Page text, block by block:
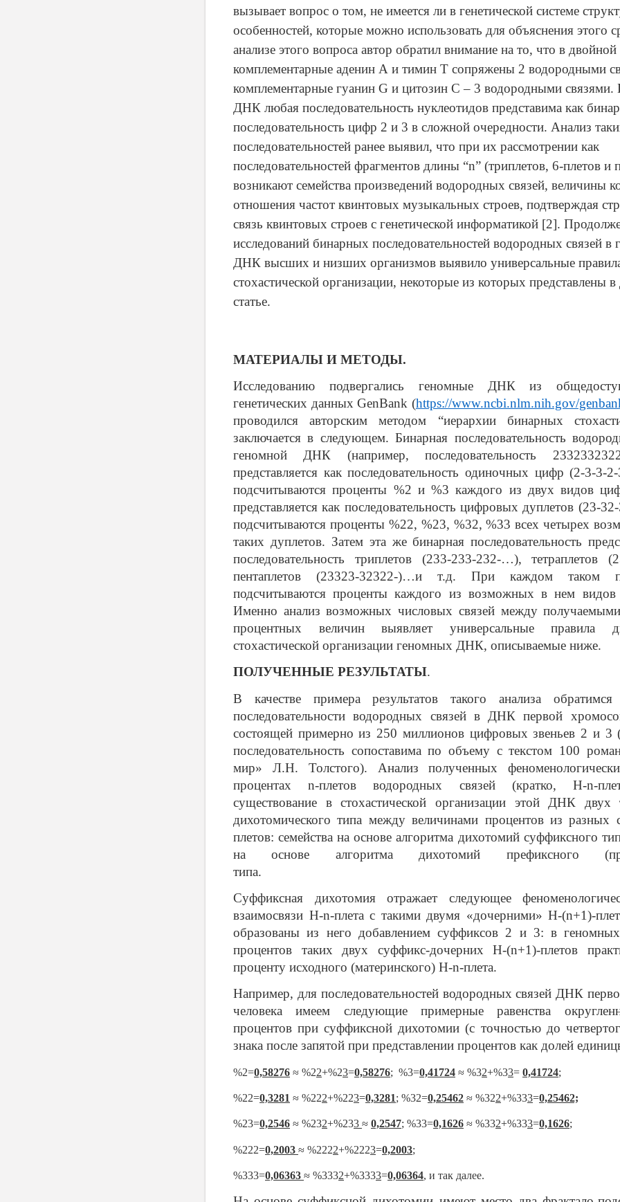
вызывает вопрос о том, не имеется ли в генетической системе
особенностей, которые можно использовать для объяснения этого
анализе этого вопроса автор обратил внимание на то, что в
комплементарные аденин А и тимин Т сопряжены 2 водородными
комплементарные гуанин G и цитозин С – 3 водородными связями.
ДНК любая последовательность нуклеотидов представима как
последовательность цифр 2 и 3 в сложной очередности. Анализ
последовательностей ранее выявил, что при их рассмотрении как
последовательностей фрагментов длины “n” (триплетов, 6-плетов и
возникают семейства произведений водородных связей, величины
отношения частот квинтовых музыкальных строев, подтверждая
связь квинтовых строев с генетической информатикой [2].
исследований бинарных последовательностей водородных связей в
ДНК высших и низших организмов выявило универсальные
стохастической организации, некоторые из которых представлены
статье.
МАТЕРИАЛЫ И МЕТОДЫ.
Исследованию подвергались геномные ДНК из
генетических данныхGenBank (https://www.ncbi.nlm.nih.gov/
проводился авторским методом “иерархии бинарных
заключается в следующем. Бинарная последовательность
геномной ДНК (например, последовательность
представляется как последовательность одиночных цифр (2-3-
подсчитываются проценты %2 и %3 каждого из двух видов
представляется как последовательность цифровых дуплетов (23-
подсчитываются проценты %22, %23, %32, %33 всех четырех
таких дуплетов. Затем эта же бинарная последовательность
последовательность триплетов (233-233-232-…), тетраплетов
пентаплетов (23323-32322-)…и т.д. При каждом таком
подсчитываются проценты каждого из возможных в нем
Именно анализ возможных числовых связей между получаемыми
процентных величин выявляет универсальные правила
стохастической организации геномных ДНК, описываемые ниже.
ПОЛУЧЕННЫЕ РЕЗУЛЬТАТЫ.
В качестве примера результатов такого анализа
последовательности водородных связей в ДНК первой
состоящей примерно из 250 миллионов цифровых звеньев 2 и 3
последовательность сопоставима по объему с текстом 100
мир» Л.Н. Толстого). Анализ полученных
процентахn-плетов водородных связей (кратко, Н-n-
существование в стохастической организации этой ДНК двух
дихотомического типа между величинами процентов из разных
плетов: семейства на основе алгоритма дихотомий суффиксного
на основе алгоритма дихотомий префиксного
типа.
Суффиксная дихотомия отражает следующее
взаимосвязи H-n-плета с такими двумя «дочерними»H-(n+1)-
образованы из него добавлением суффиксов 2 и 3: в
процентов таких двух суффикс-дочерних H-(n+1)-плетов
проценту исходного (материнского) H-n-плета.
Например, для последовательностей водородных связей ДНК
человека имеем следующие примерные равенства
процентов при суффиксной дихотомии (с точностью до
знака после запятой при представлении процентов как долей
%2=0,58276 ≈ %22+%23=0,58276; %3=0,41724 ≈ %32+%33= 0,41724;
%22=0,3281 ≈ %222+%223=0,3281; %32=0,25462 ≈ %322+%333=0,25462;
%23=0,2546 ≈ %232+%233 ≈ 0,2547; %33=0,1626 ≈ %332+%333=0,1626;
%222=0,2003 ≈ %2222+%2223=0,2003;
%333=0,06363 ≈ %3332+%3333=0,06364, и так далее.